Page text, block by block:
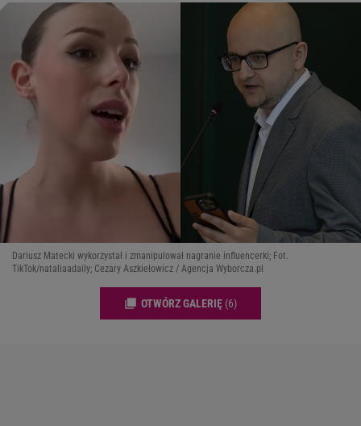
Dariusz Matecki wykorzystał i zmanipulował nagranie influencerki; Fot.
TikTok/nataliaadaily; Cezary Aszkiełowicz / Agencja Wyborcza.pl
OTWÓRZ GALERIĘ (6)